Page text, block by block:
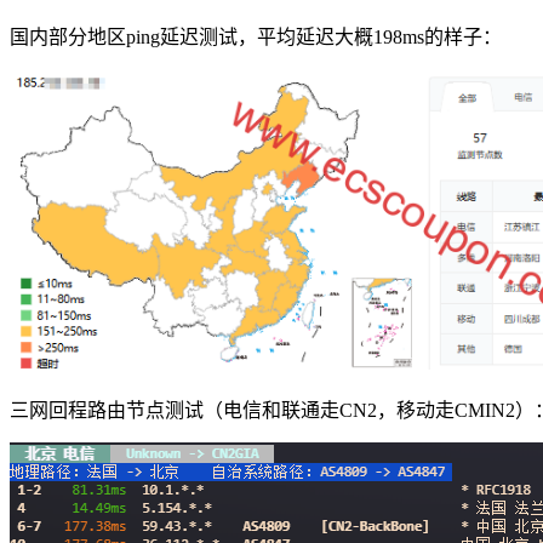
国内部分地区ping延迟测试，平均延迟大概198ms的样子：
三网回程路由节点测试（电信和联通走CN2，移动走CMIN2）